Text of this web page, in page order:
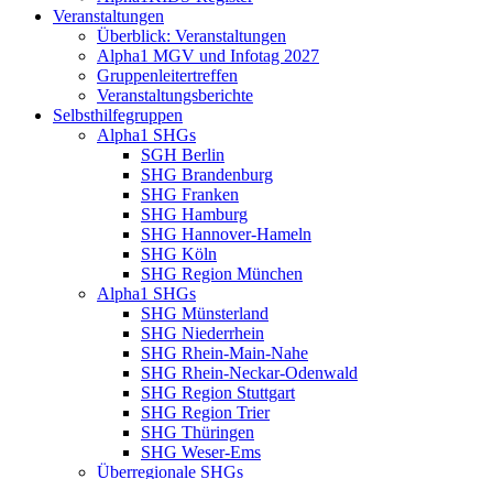
Veranstaltungen
Überblick: Veranstaltungen
Alpha1 MGV und Infotag 2027
Gruppenleitertreffen
Veranstaltungsberichte
Selbsthilfegruppen
Alpha1 SHGs
SGH Berlin
SHG Brandenburg
SHG Franken
SHG Hamburg
SHG Hannover-Hameln
SHG Köln
SHG Region München
Alpha1 SHGs
SHG Münsterland
SHG Niederrhein
SHG Rhein-Main-Nahe
SHG Rhein-Neckar-Odenwald
SHG Region Stuttgart
SHG Region Trier
SHG Thüringen
SHG Weser-Ems
Überregionale SHGs